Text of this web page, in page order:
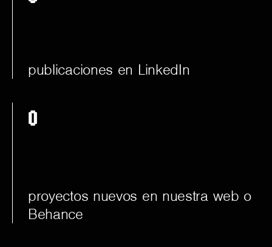
publicaciones en LinkedIn
0
proyectos nuevos en nuestra web o
Behance